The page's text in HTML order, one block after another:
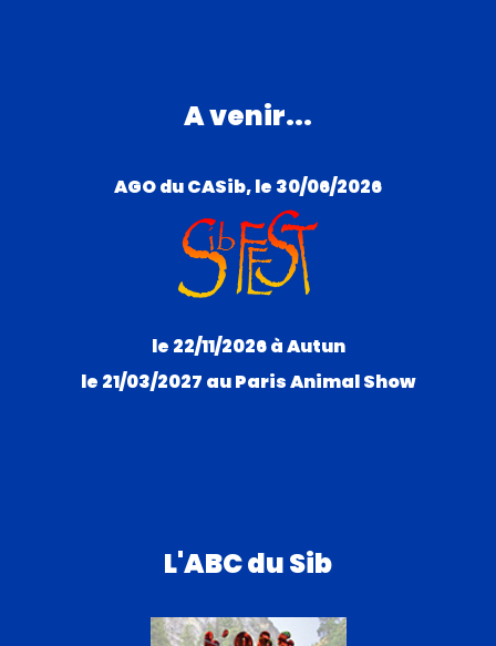
A venir...
AGO du CASib, le 30/06/2026
le 22/11/2026 à Autun
le 21/03/2027 au Paris Animal Show
L'ABC du Sib